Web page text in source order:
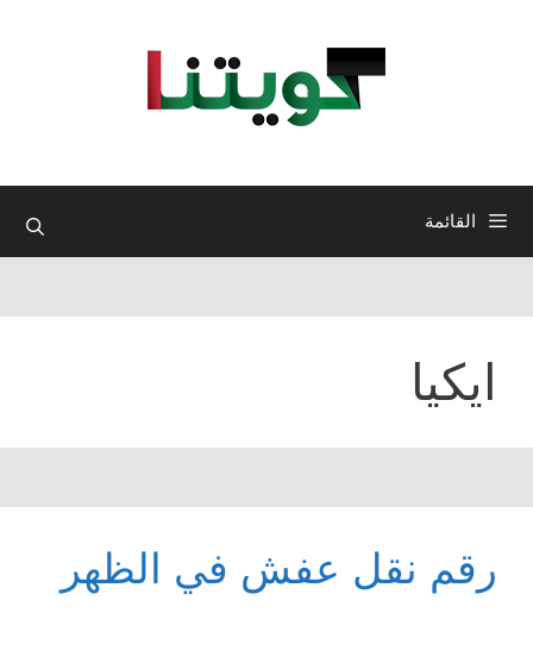
القائمة
ايكيا
رقم نقل عفش في الظهر